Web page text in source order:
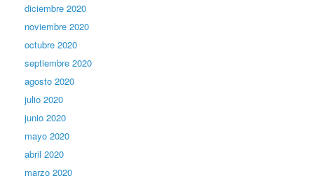
diciembre 2020
noviembre 2020
octubre 2020
septiembre 2020
agosto 2020
julio 2020
junio 2020
mayo 2020
abril 2020
marzo 2020